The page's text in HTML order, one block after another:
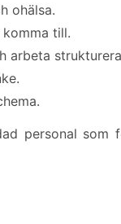
ohälsa.
till.
arbeta
personal som